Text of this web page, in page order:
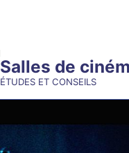
Salles de